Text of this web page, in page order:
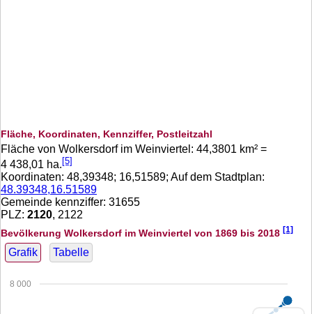
Fläche, Koordinaten, Kennziffer, Postleitzahl
Fläche von Wolkersdorf im Weinviertel: 44,3801 km² =
4 438,01 ha. [5]
Koordinaten: 48,39348; 16,51589; Auf dem Stadtplan:
48.39348,16.51589
Gemeinde kennziffer: 31655
PLZ: 2120, 2122
Bevölkerung Wolkersdorf im Weinviertel von 1869 bis 2018 [1]
Grafik Tabelle
8 000